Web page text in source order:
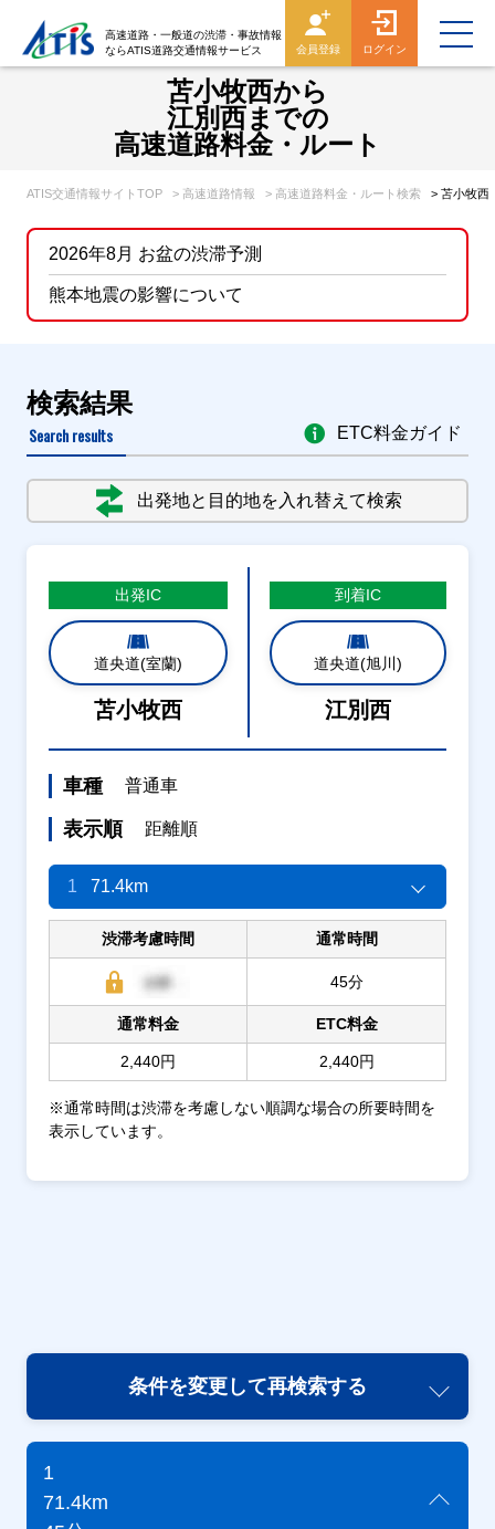
高速道路・一般道の渋滞・事故情報
ならATIS道路交通情報サービス
会員登録 ログイン
苫小牧西から
江別西までの
高速道路料金・ルート
ATIS交通情報サイトTOP > 高速道路情報 > 高速道路料金・ルート検索 > 苫小牧西
2026年8月 お盆の渋滞予測
熊本地震の影響について
検索結果
Search results
出発地と目的地を入れ替えて検索
ETC料金ガイド
出発IC
道央道(室蘭)
苫小牧西
到着IC
道央道(旭川)
江別西
車種 普通車
表示順 距離順
1 71.4km
渋滞考慮時間 通常時間
45分
通常料金
2,440円
ETC料金
2,440円
※通常時間は渋滞を考慮しない順調な場合の所要時間を
表示しています。
条件を変更して再検索する
1
71.4km